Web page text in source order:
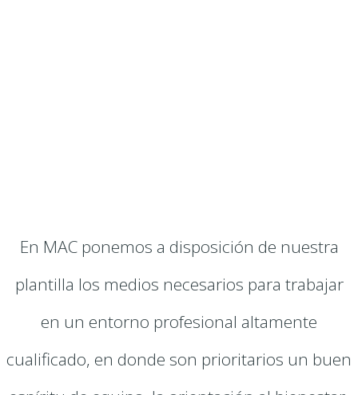
En MAC ponemos a disposición de nuestra
plantilla los medios necesarios para trabajar
en un entorno profesional altamente
cualificado, en donde son prioritarios un buen